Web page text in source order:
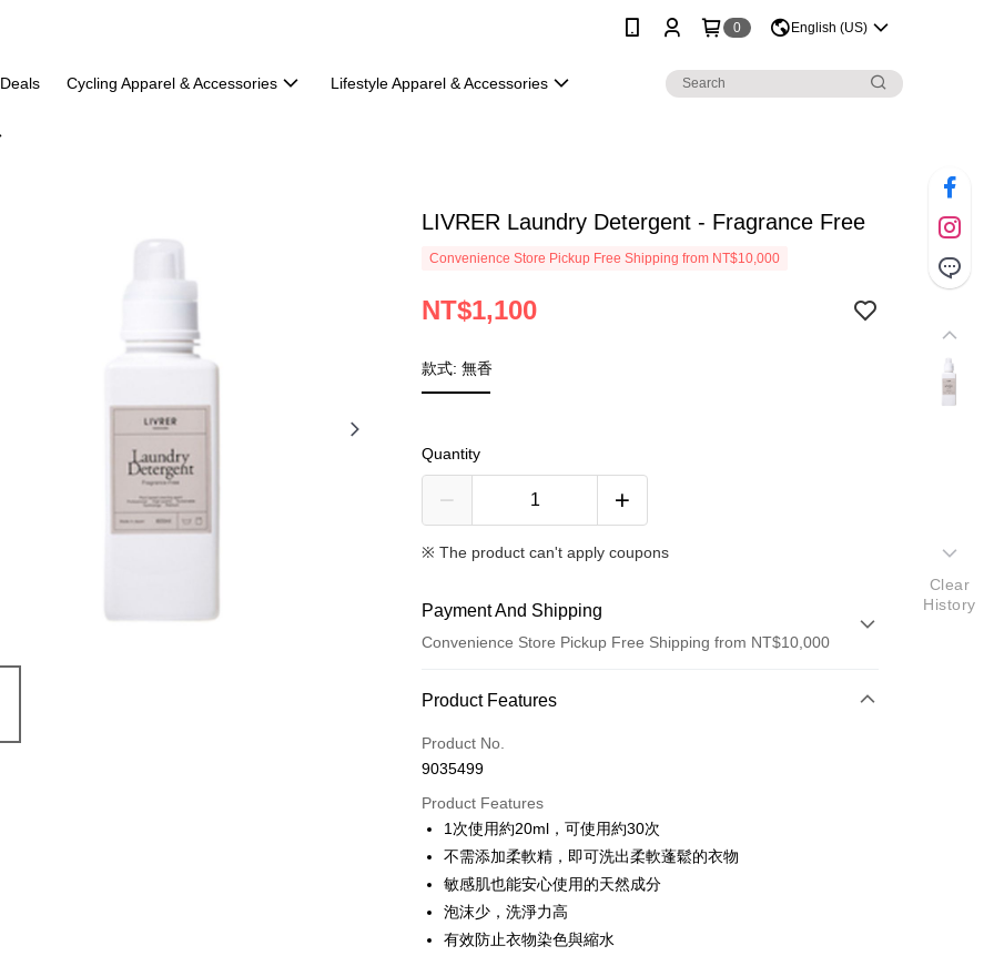
0 English (US)
Cycling Apparel & Accessories Lifestyle Apparel & Accessories
LIVRER Laundry Detergent - Fragrance Free
Convenience Store Pickup Free Shipping from NT$10,000
NT$1,100
款式: 無香
Quantity
※ The product can't apply coupons
Payment And Shipping
Convenience Store Pickup Free Shipping from NT$10,000
Payment Method
Credit Card (Full Payment)
Convenience Store Pickup and Pay
LINE Pay
Apple Pay
Product Features
Product No.
9035499
Product Features
1次使用約20ml，可使用約30次
不需添加柔軟精，即可洗出柔軟蓬鬆的衣物
敏感肌也能安心使用的天然成分
泡沫少，洗淨力高
有效防止衣物染色與縮水
Clear
History